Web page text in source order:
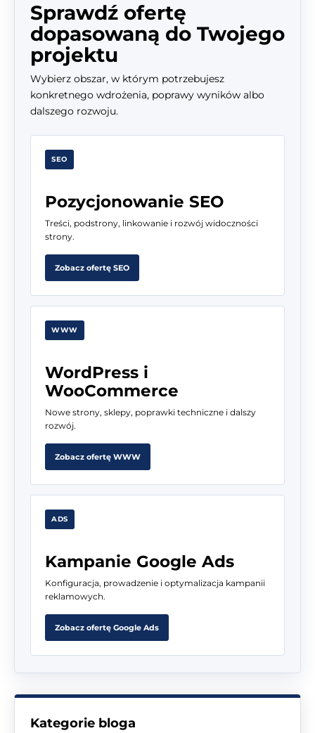
Sprawdź ofertę
dopasowaną do Twojego
projektu
Wybierz obszar, w którym potrzebujesz
konkretnego wdrożenia, poprawy wyników albo
dalszego rozwoju.
SEO
Pozycjonowanie SEO
Treści, podstrony, linkowanie i rozwój widoczności
strony.
Zobacz ofertę SEO
WWW
WordPress i
WooCommerce
Nowe strony, sklepy, poprawki techniczne i dalszy
rozwój.
Zobacz ofertę WWW
ADS
Kampanie Google Ads
Konfiguracja, prowadzenie i optymalizacja kampanii
reklamowych.
Zobacz ofertę Google Ads
Kategorie bloga